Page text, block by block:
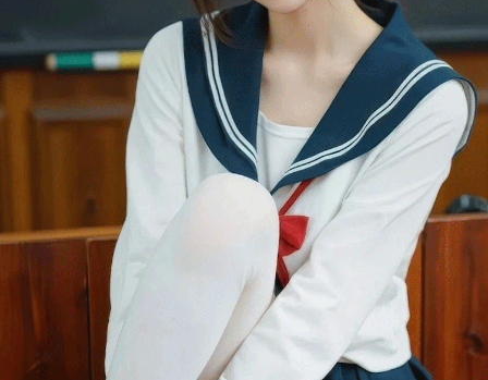
全部 大陆 香港 台湾 美国 韩国 日本